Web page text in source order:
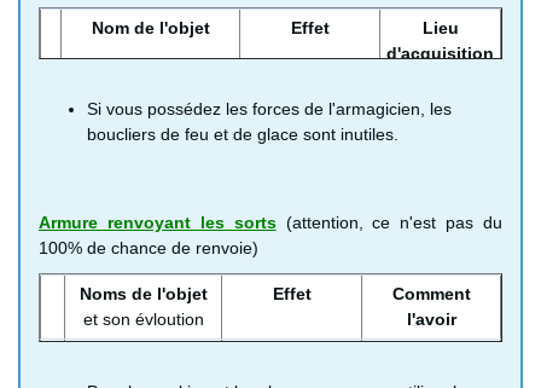
Manteau du dragon
et Manteau de
Xenlon
Diminue les
attaques
magiques
Mini médaille (80)
Bouclier de la
sainte- bouclier de
Diminuent
Alchiminach
Armure de gluant de
métal -
armure de
royale
Repoussent
Coffre d'antre
Nom de l'objet Effet
Lieu
d'acquisition
sorts et les
souffles de
Batsureg
sorts et les
batsureg
Boucliéponge
aimental,
barrière
Sur le Baron
Hémoglobon
Si vous possédez les forces de l'armagicien, les
boucliers de feu et de glace sont inutiles.
Armure renvoyant les sorts(attention, ce n'est pas du
100% de chance de renvoie)
Noms de l'objet
et son évloution
Effet
Comment
l'avoir
armure
sorts (pas les
Kilimagmaro 22